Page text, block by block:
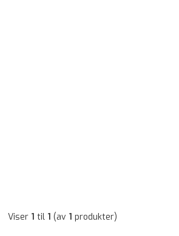
Viser 1 til 1 (av 1 produkter)